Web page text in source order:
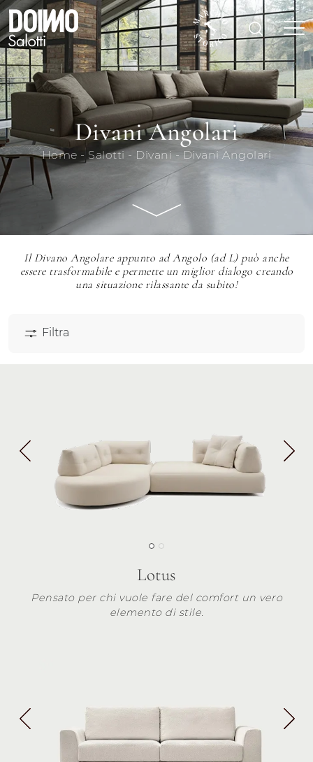
Divani Angolari
Home - Salotti - Divani- Divani Angolari
Il Divano Angolare appunto ad Angolo (ad L) può anche
essere trasformabile e permette un miglior dialogo creando
una situazione rilassante da subito!
Filtra
Lotus
Pensato per chi vuole fare del comfort un vero
elemento di stile.